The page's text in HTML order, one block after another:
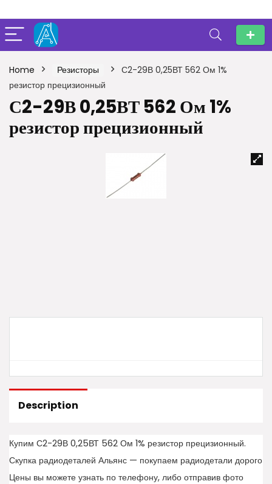
Home Резисторы
С2-29В 0,25ВТ 562 Ом 1%
резистор прецизионный
С2-29В 0,25ВТ 562 Ом 1%
резистор прецизионный
Description
Купим С2-29В 0,25ВТ 562 Ом 1% резистор прецизионный.
Скупка радиодеталей Альянс — покупаем радиодетали дорого
Цены вы можете узнать по телефону, либо отправив фото